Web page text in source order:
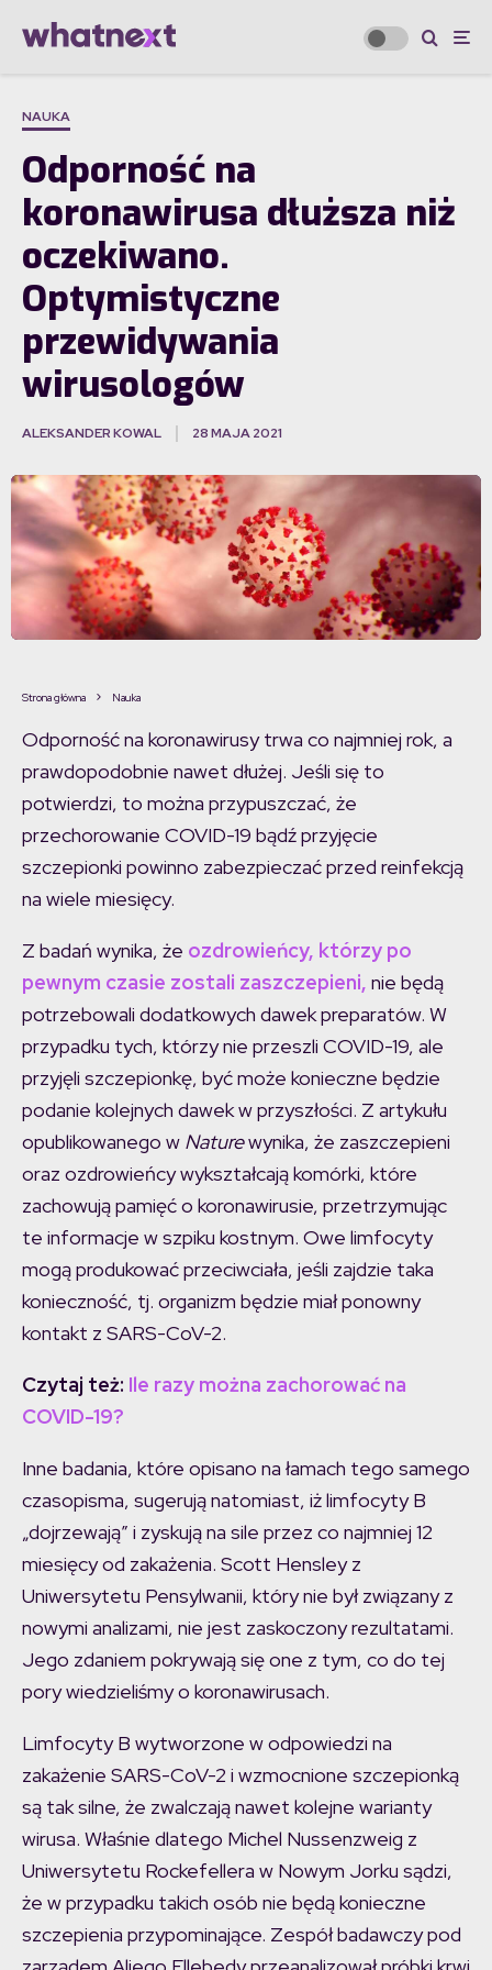
NAUKA
Odporność na
koronawirusa dłuższa niż
oczekiwano.
Optymistyczne
przewidywania
wirusologów
ALEKSANDER KOWAL 28 MAJA 2021
Strona główna Nauka
Odporność na koronawirusy trwa co najmniej rok, a
prawdopodobnie nawet dłużej. Jeśli się to
potwierdzi, to można przypuszczać, że
przechorowanie COVID-19 bądź przyjęcie
szczepionki powinno zabezpieczać przed reinfekcją
na wiele miesięcy.
Z badań wynika, że ozdrowieńcy, którzy po
pewnym czasie zostali zaszczepieni, nie będą
potrzebowali dodatkowych dawek preparatów. W
przypadku tych, którzy nie przeszli COVID-19, ale
przyjęli szczepionkę, być może konieczne będzie
podanie kolejnych dawek w przyszłości. Z artykułu
opublikowanego w Naturewynika, że zaszczepieni
oraz ozdrowieńcy wykształcają komórki, które
zachowują pamięć o koronawirusie, przetrzymując
te informacje w szpiku kostnym. Owe limfocyty
mogą produkować przeciwciała, jeśli zajdzie taka
konieczność, tj. organizm będzie miał ponowny
kontakt z SARS-CoV-2.
Czytaj też: Ile razy można zachorować na
COVID-19?
Inne badania, które opisano na łamach tego samego
czasopisma, sugerują natomiast, iż limfocyty B
„dojrzewają” i zyskują na sile przez co najmniej 12
miesięcy od zakażenia. Scott Hensley z
Uniwersytetu Pensylwanii, który nie był związany z
nowymi analizami, nie jest zaskoczony rezultatami.
Jego zdaniem pokrywają się one z tym, co do tej
pory wiedzieliśmy o koronawirusach.
Limfocyty B wytworzone w odpowiedzi na
zakażenie SARS-CoV-2 i wzmocnione szczepionką
są tak silne, że zwalczają nawet kolejne warianty
wirusa. Właśnie dlatego Michel Nussenzweig z
Uniwersytetu Rockefellera w Nowym Jorku sądzi,
że w przypadku takich osób nie będą konieczne
szczepienia przypominające. Zespół badawczy pod